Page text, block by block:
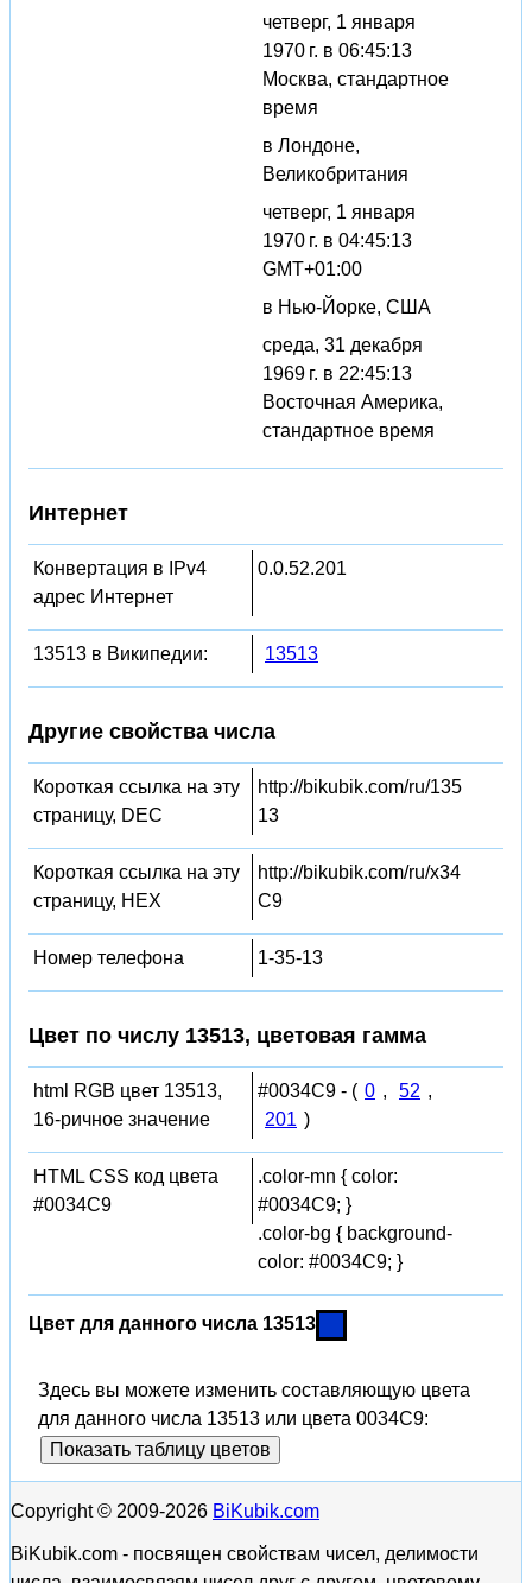
четверг, 1 января
1970 г. в 06:45:13
Москва, стандартное
время
в Лондоне,
Великобритания
четверг, 1 января
1970 г. в 04:45:13
GMT+01:00
в Нью-Йорке, США
среда, 31 декабря
1969 г. в 22:45:13
Восточная Америка,
стандартное время
Интернет
Конвертация в IPv4
адрес Интернет
0.0.52.201
13513 в Википедии: 13513
Другие свойства числа
Короткая ссылка на эту
страницу, DEC
http://bikubik.com/ru/135
13
Короткая ссылка на эту
страницу, HEX
http://bikubik.com/ru/x34
C9
Номер телефона 1-35-13
Цвет по числу 13513, цветовая гамма
html RGB цвет 13513,
16-ричное значение
#0034C9 - ( 0 , 52 ,
201 )
HTML CSS код цвета
#0034C9
.color-mn { color:
#0034C9; }
.color-bg { background-
color: #0034C9; }
Цвет для данного числа 13513
Здесь вы можете изменить составляющую цвета
для данного числа 13513 или цвета 0034C9:
Показать таблицу цветов
Copyright © 2009-2026 BiKubik.com
BiKubik.com - посвящен свойствам чисел, делимости